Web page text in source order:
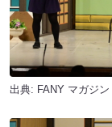
出典: FANY マガジン